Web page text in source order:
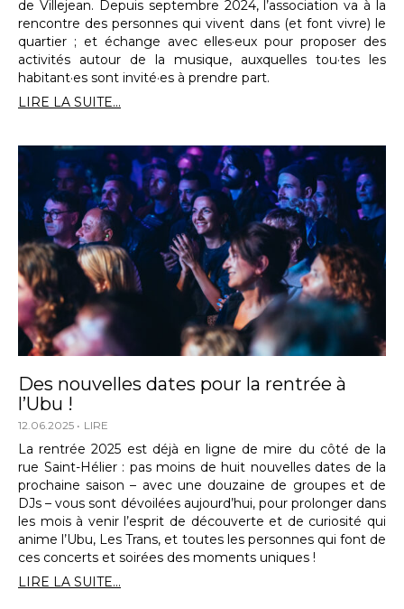
de Villejean. Depuis septembre 2024, l’association va à la
rencontre des personnes qui vivent dans (et font vivre) le
quartier ; et échange avec elles·eux pour proposer des
activités autour de la musique, auxquelles tou·tes les
habitant·es sont invité·es à prendre part.
LIRE LA SUITE...
Des nouvelles dates pour la rentrée à
l’Ubu !
12.06.2025 LIRE
La rentrée 2025 est déjà en ligne de mire du côté de la
rue Saint-Hélier : pas moins de huit nouvelles dates de la
prochaine saison – avec une douzaine de groupes et de
DJs – vous sont dévoilées aujourd’hui, pour prolonger dans
les mois à venir l’esprit de découverte et de curiosité qui
anime l’Ubu, Les Trans, et toutes les personnes qui font de
ces concerts et soirées des moments uniques !
LIRE LA SUITE...